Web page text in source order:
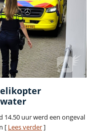
14.50 uur werd een ongeval
[ Lees verder]